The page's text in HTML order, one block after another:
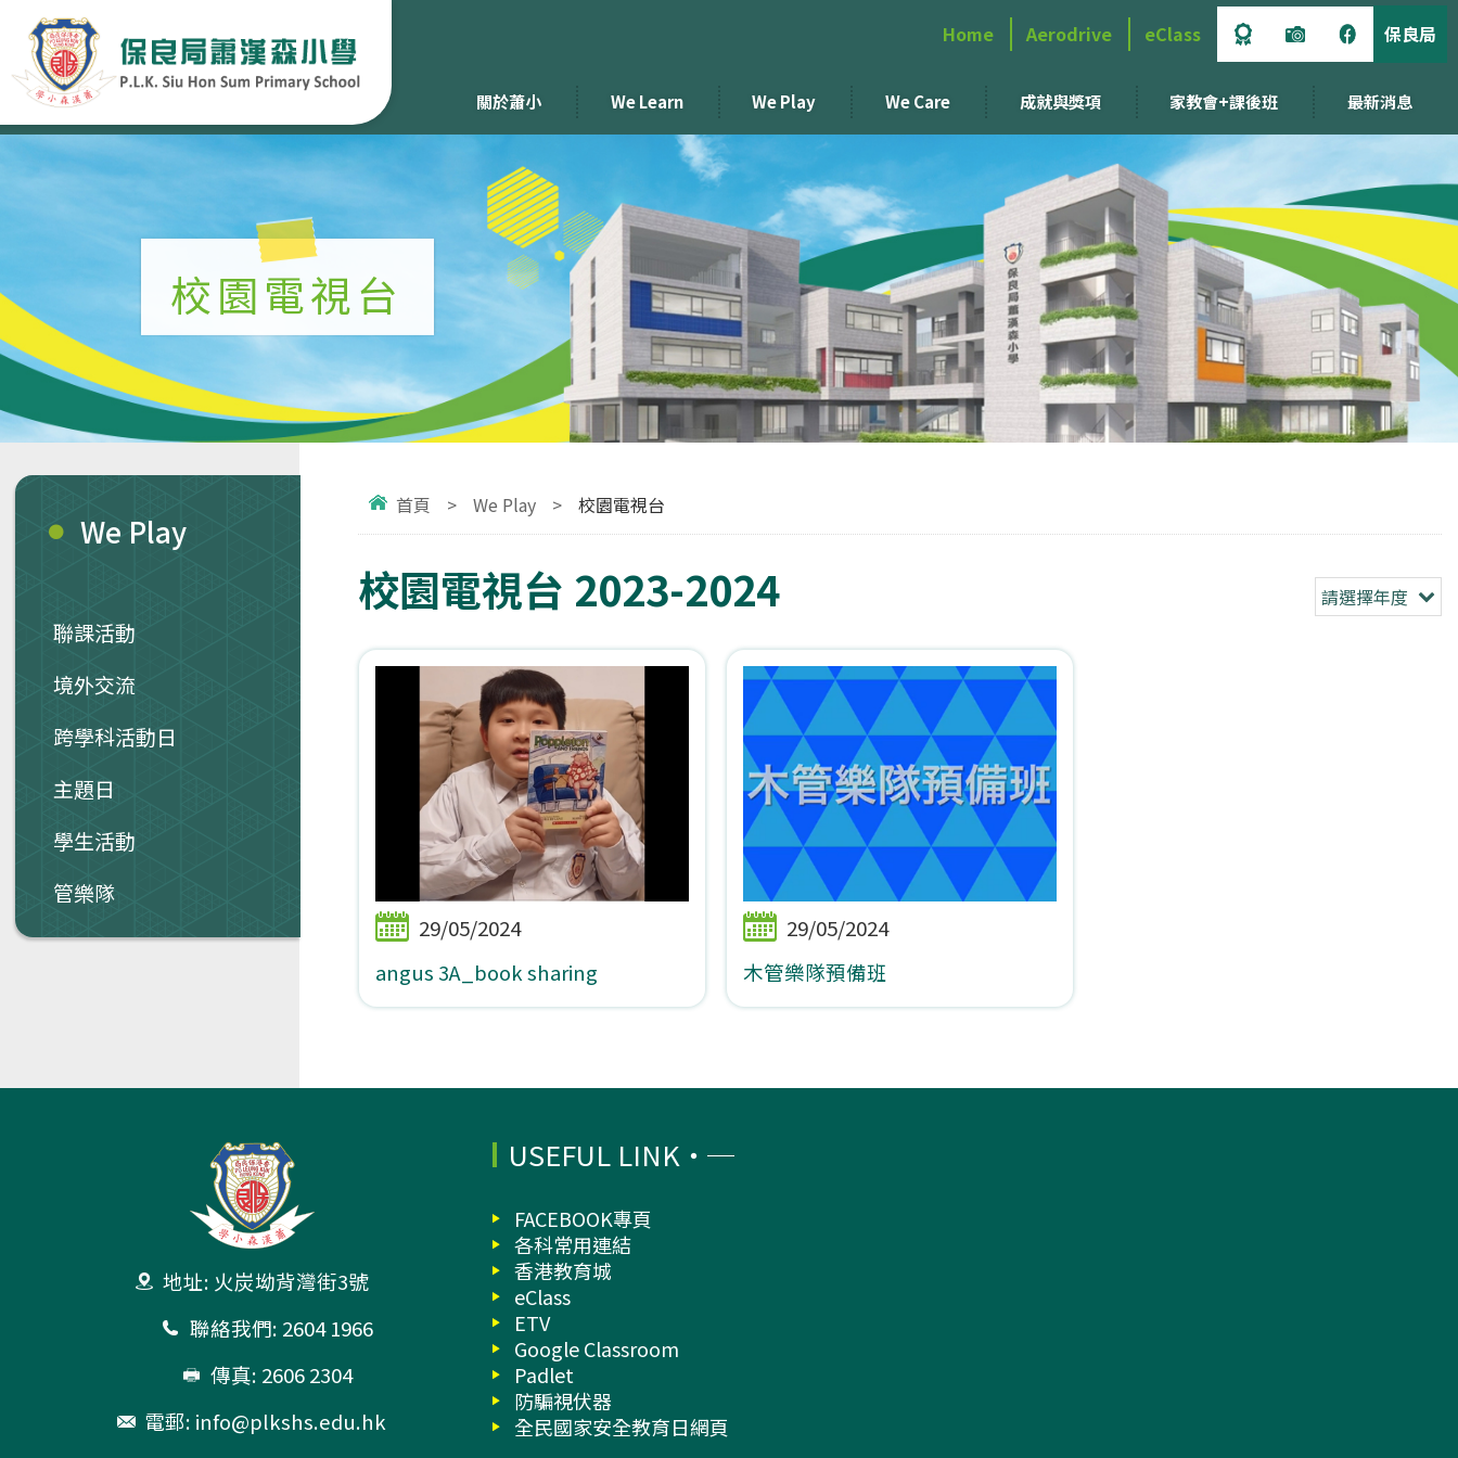
Home Aerodrive eClass 保良局
關於蕭小 We Learn We Play We Care 成就與獎項 家教會+課後班 最新消息
校園電視台
首頁 > We Play > 校園電視台
校園電視台 2023-2024 請選擇年度
29/05/2024
angus 3A_book sharing
29/05/2024
木管樂隊預備班
We Play
聯課活動
境外交流
跨學科活動日
主題日
學生活動
管樂隊
地址: 火炭坳背灣街3號
聯絡我們: 2604 1966
傳真: 2606 2304
電郵: info@plkshs.edu.hk
USEFUL LINK
FACEBOOK專頁
各科常用連結
香港教育城
eClass
ETV
Google Classroom
Padlet
防騙視伏器
全民國家安全教育日網頁